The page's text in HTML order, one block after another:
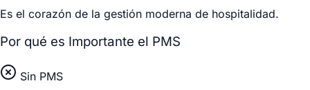
Es el corazón de la gestión moderna de hospitalidad.
Por qué es Importante el PMS
Sin PMS